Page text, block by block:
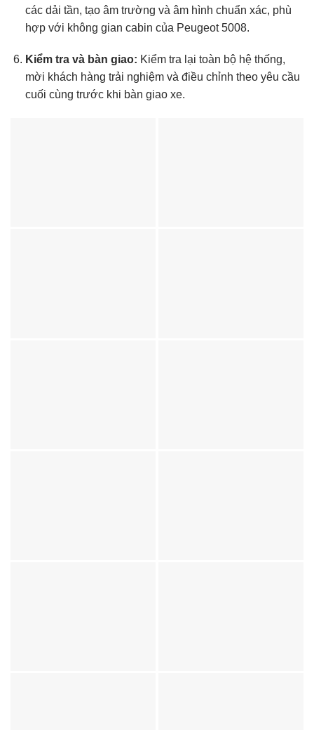
các dải tần, tạo âm trường và âm hình chuẩn xác, phù
hợp với không gian cabin của Peugeot 5008.
Kiểm tra và bàn giao: Kiểm tra lại toàn bộ hệ thống,
mời khách hàng trải nghiệm và điều chỉnh theo yêu cầu
cuối cùng trước khi bàn giao xe.